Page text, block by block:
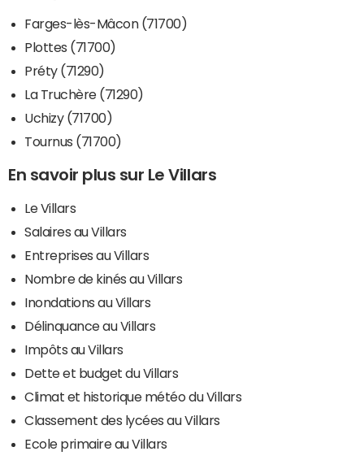
Farges-lès-Mâcon (71700)
Plottes (71700)
Préty (71290)
La Truchère (71290)
Uchizy (71700)
Tournus (71700)
En savoir plus sur Le Villars
Le Villars
Salaires au Villars
Entreprises au Villars
Nombre de kinés au Villars
Inondations au Villars
Délinquance au Villars
Impôts au Villars
Dette et budget du Villars
Climat et historique météo du Villars
Classement des lycées au Villars
Ecole primaire au Villars